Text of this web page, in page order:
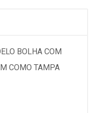
BOLHA COM
COMO TAMPA